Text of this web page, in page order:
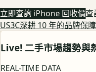
立即查詢 iPhone 回收價
US3C深耕 10 年的品牌保障
Live! 二手市場趨勢與
REAL-TIME DATA